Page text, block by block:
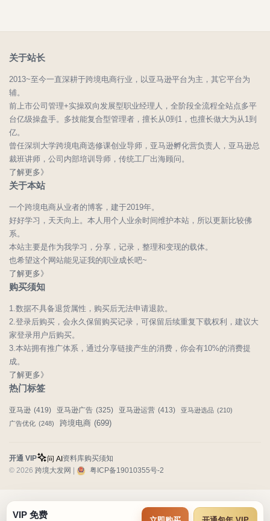
关于站长
2013~至今一直深耕于跨境电商行业，以亚马逊平台为主，其它平台为
辅。
前上市公司管理+实操双向发展型职业经理人，全阶段全流程全站点多平
台亿级操盘手。多技能复合型管理者，擅长从0到1，也擅长做大为从1到
亿。
曾任深圳大学跨境电商选修课创业导师，亚马逊孵化营负责人，亚马逊总
裁班讲师，公司内部培训导师，传统工厂出海顾问。
了解更多》
关于本站
一个跨境电商从业者的博客，建于2019年。
好好学习，天天向上。本人用个人业余时间维护本站，所以更新比较佛
系。
本站主要是作为我学习，分享，记录，整理和变现的载体。
也希望这个网站能见证我的职业成长吧~
了解更多》
购买须知
1.数据不具备退货属性，购买后无法申请退款。
2.登录后购买，会永久保留购买记录，可保留后续重复下载权利，建议大
家登录用户后购买。
3.本站拥有推广体系，通过分享链接产生的消费，你会有10%的消费提
成。
了解更多》
热门标签
亚马逊 (419) 亚马逊广告 (325) 亚马逊运营 (413) 亚马逊选品 (210)
广告优化 (248) 跨境电商 (699)
开通 VIP 问 AI资料库购买须知
© 2026 跨境大发网 | 粤ICP备19010355号-2
VIP 免费